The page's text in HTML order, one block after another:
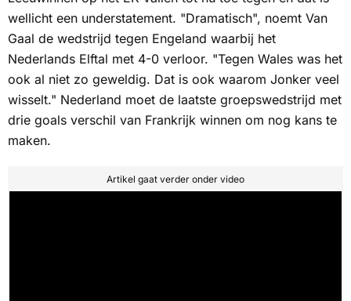
wellicht een understatement. "Dramatisch", noemt Van
Gaal de wedstrijd tegen Engeland waarbij het
Nederlands Elftal met 4-0 verloor. "Tegen Wales was het
ook al niet zo geweldig. Dat is ook waarom Jonker veel
wisselt." Nederland moet de laatste groepswedstrijd met
drie goals verschil van Frankrijk winnen om nog kans te
maken.
Artikel gaat verder onder video